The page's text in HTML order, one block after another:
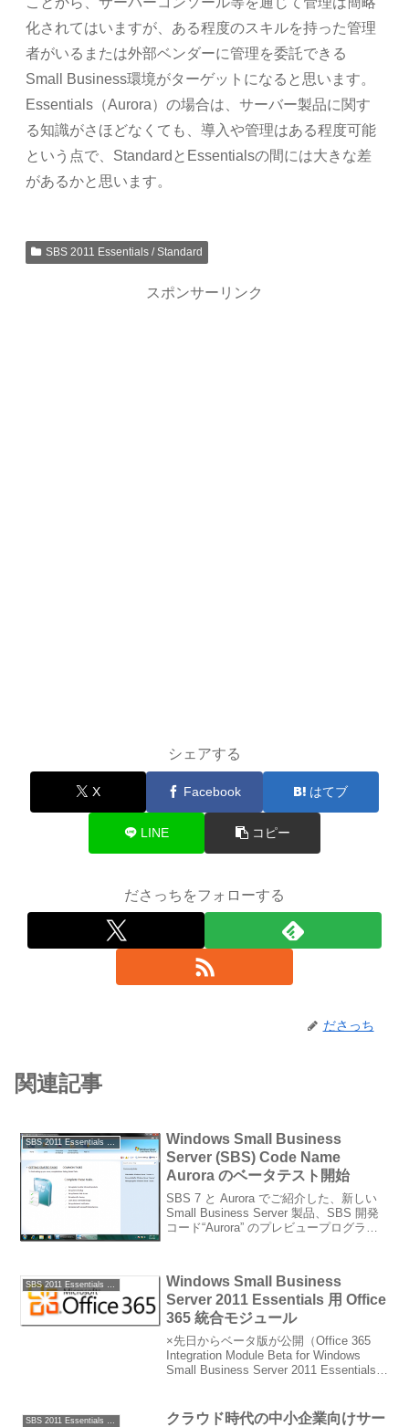
化されてはいますが、ある程度のスキルを持った管理
者がいるまたは外部ベンダーに管理を委託できる
Small Business環境がターゲットになると思います。
Essentials（Aurora）の場合は、サーバー製品に関す
る知識がさほどなくても、導入や管理はある程度可能
という点で、StandardとEssentialsの間には大きな差
があるかと思います。
SBS 2011 Essentials / Standard
スポンサーリンク
シェアする
X Facebook はてブ
LINE コピー
ださっちをフォローする
ださっち
関連記事
SBS 2011 Essentials / Standard
Windows Small Business
Server (SBS) Code Name
Aurora のベータテスト開始
SBS 7 と Aurora でご紹介した、新しい
Small Business Server 製品、SBS 開発
コード“Aurora” のプレビュープログラム
Windows Small Business
Server 2011 Essentials 用 Office
365 統合モジュール
×先日からベータ版が公開（Office 365
Integration Module Beta for Windows
Small Business Server 2011 Essentialsが
クラウド時代の中小企業向けサー